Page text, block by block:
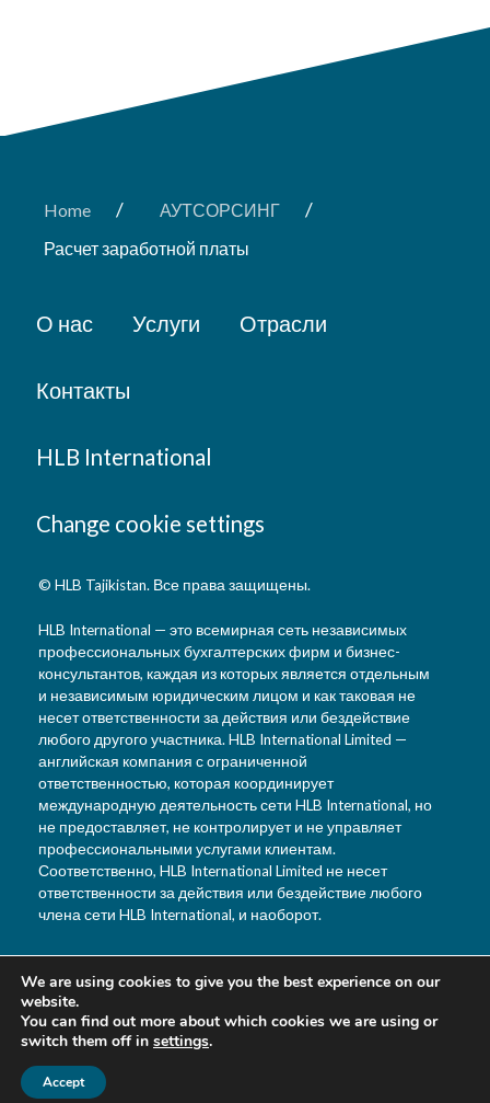
Home / АУТСОРСИНГ /
Расчет заработной платы
О нас Услуги Отрасли
Контакты
HLB International
Change cookie settings
© HLB Tajikistan. Все права защищены.
HLB International — это всемирная сеть независимых
профессиональных бухгалтерских фирм и бизнес-
консультантов, каждая из которых является отдельным
и независимым юридическим лицом и как таковая не
несет ответственности за действия или бездействие
любого другого участника. HLB International Limited —
английская компания с ограниченной
ответственностью, которая координирует
международную деятельность сети HLB International, но
не предоставляет, не контролирует и не управляет
профессиональными услугами клиентам.
Соответственно, HLB International Limited не несет
ответственности за действия или бездействие любого
члена сети HLB International, и наоборот.
T: +992 44 601 9933
F: +992 880 99 3333
E: info@hlbtj.com
W: www.hlbtj.com
We are using cookies to give you the best experience on our
website.
You can find out more about which cookies we are using or
switch them off in settings.
Accept